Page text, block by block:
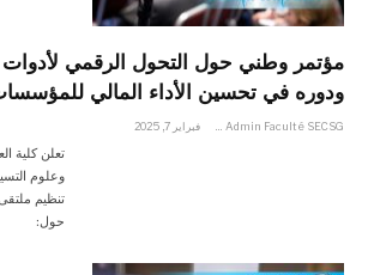
مؤتمر وطني حول التحول الرقمي لأدوات
ودوره في تحسين الأداء المالي
Admin Faculté SECSG فبراير 7, 2025
تعلن كلية
وعلوم
تنظيم
حول: